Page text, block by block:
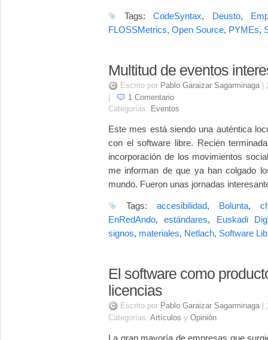
Tags:CodeSyntax, Deusto,
FLOSSMetrics, Open Source, PYMEs,
Multitud de eventos
Escrito por Pablo Garaizar Sagarminaga
1 Comentario
Categorías: Eventos
Este mes está siendo una auténtica
con el software libre. Recién
incorporación de los movimientos
me informan de que ya han colgado
mundo. Fueron unas jornadas
Tags:accesibilidad, Bolunta,
EnRedAndo,estándares, Euskadi
signos, materiales, Netlach, Software
El software como
licencias
Escrito por Pablo Garaizar Sagarminaga
Categorías: Artículos y Opinión
La gran mayoría de empresas que